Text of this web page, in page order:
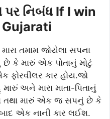
પર નિબંધ If I win
તમામ જોયેલા સપના
કે મારું એક પોતાનું મોટું
કાર હોય.જો
અને મારા માતા-પિતાનું
તથા મારું એક જ સપનું છે કે
એક નાની કાર લઈશ.